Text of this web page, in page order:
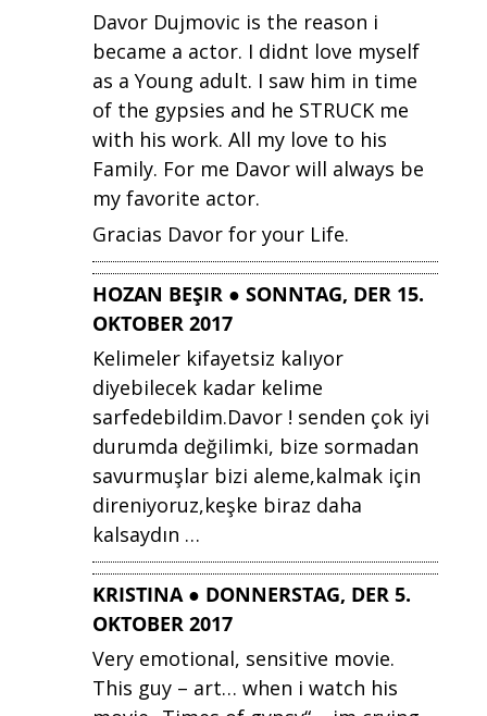
Davor Dujmovic is the reason i
became a actor. I didnt love myself
as a Young adult. I saw him in time
of the gypsies and he STRUCK me
with his work. All my love to his
Family. For me Davor will always be
my favorite actor.
Gracias Davor for your Life.
HOZAN BEŞIR ● SONNTAG, DER 15.
OKTOBER 2017
Kelimeler kifayetsiz kalıyor
diyebilecek kadar kelime
sarfedebildim.Davor ! senden çok iyi
durumda değilimki, bize sormadan
savurmuşlar bizi aleme,kalmak için
direniyoruz,keşke biraz daha
kalsaydın …
KRISTINA ● DONNERSTAG, DER 5.
OKTOBER 2017
Very emotional, sensitive movie.
This guy – art… when i watch his